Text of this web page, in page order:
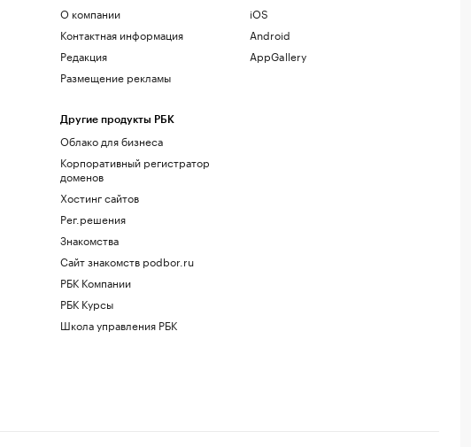
О компании
Контактная информация
Редакция
Размещение рекламы
Другие продукты РБК
Облако для бизнеса
Корпоративный регистратор
доменов
Хостинг сайтов
Рег.решения
Знакомства
Сайт знакомств podbor.ru
РБК Компании
РБК Курсы
Школа управления РБК
iOS
Android
AppGallery